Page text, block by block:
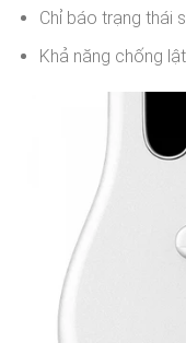
Chỉ báo trạng thái
Khả năng chống